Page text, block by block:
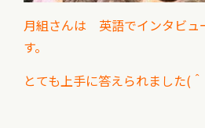
月組さんは 英語でインタビュ
す。
とても上手に答えられました(